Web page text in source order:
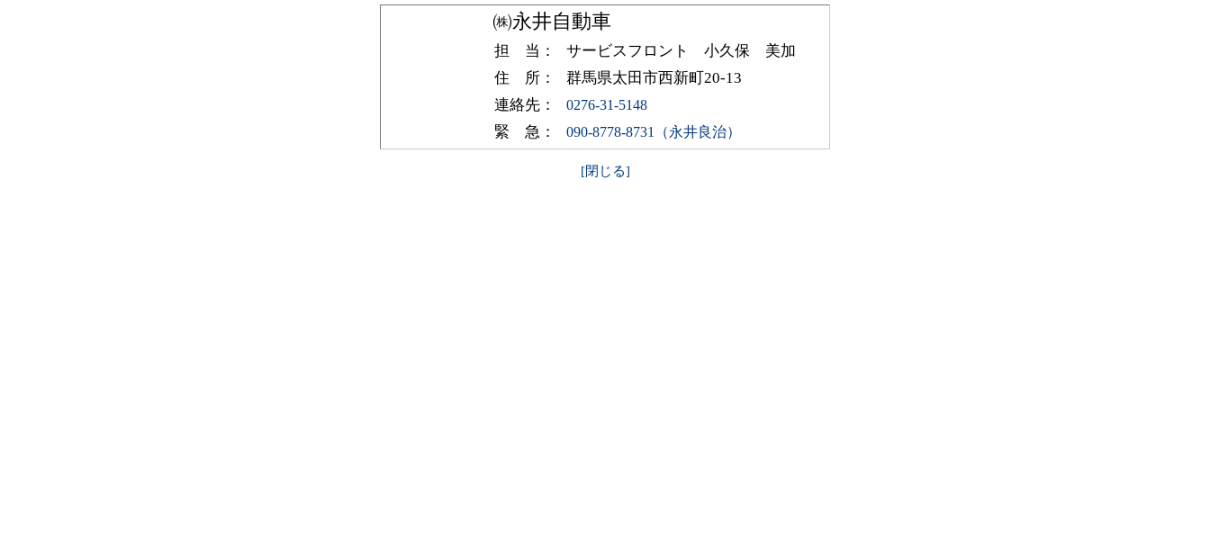
㈱永井自動車
担 当：
サービスフロント 小久保 美加
住 所：
群馬県太田市西新町20-13
連絡先：
0276-31-5148
緊 急：
090-8778-8731（永井良治）
[閉じる]